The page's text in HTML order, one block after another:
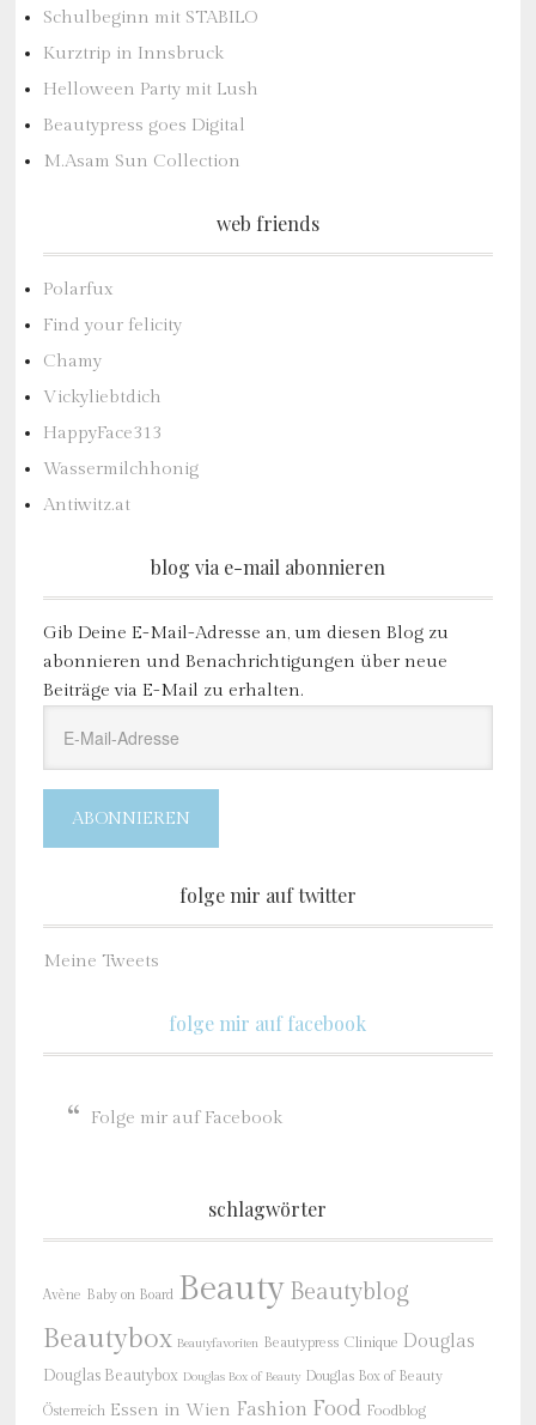
Schulbeginn mit STABILO
Kurztrip in Innsbruck
Helloween Party mit Lush
Beautypress goes Digital
M.Asam Sun Collection
web friends
Polarfux
Find your felicity
Chamy
Vickyliebtdich
HappyFace313
Wassermilchhonig
Antiwitz.at
blog via e-mail abonnieren
Gib Deine E-Mail-Adresse an, um diesen Blog zu
abonnieren und Benachrichtigungen über neue
Beiträge via E-Mail zu erhalten.
Mail-
Adresse
ABONNIEREN
folge mir auf twitter
Meine Tweets
folge mir auf facebook
Folge mir auf Facebook
schlagwörter
Avène Baby on Board Beauty Beautyblog
Beautybox Beautyfavoriten Beautypress Clinique Douglas
Douglas Beautybox Douglas Box of Beauty Douglas Box of Beauty
Österreich Essen in Wien Fashion Food Foodblog